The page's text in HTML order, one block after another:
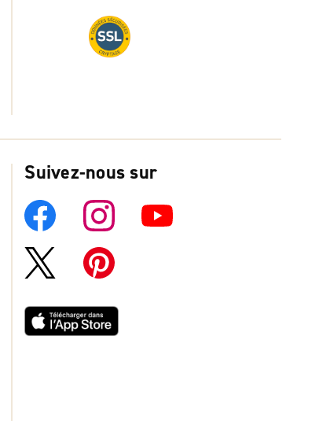
Suivez-nous sur